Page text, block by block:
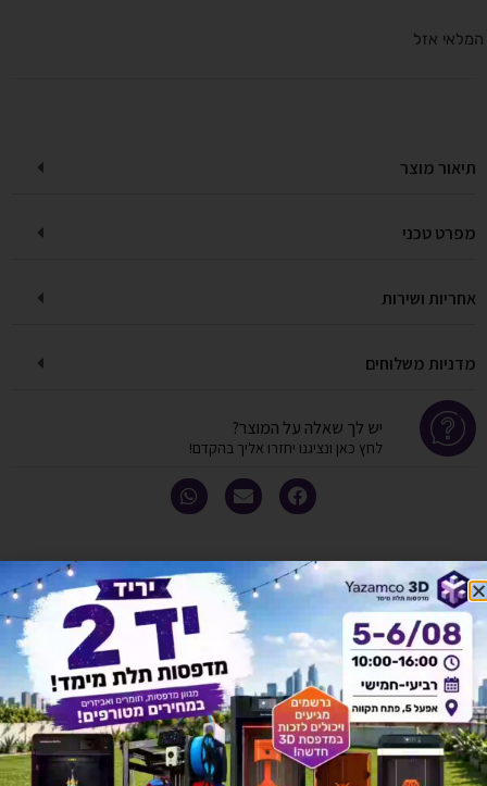
המלאי אזל
תיאור מוצר
מפרט טכני
אחריות ושירות
מדניות משלוחים
יש לך שאלה על המוצר?
לחץ כאן ונציגנו יחזרו אליך בהקדם!
אולי יעניין אותך גם